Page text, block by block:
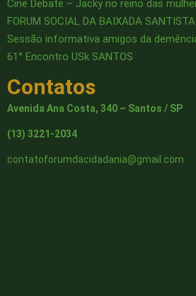
Cine Debate – Jacky no reino das
FORUM SOCIAL DA BAIXADA
Sessão informativa amigos da
61° Encontro USk SANTOS
Contatos
Avenida Ana Costa, 340 – Santos / SP
(13) 3221-2034
contatoforumdacidadania@gmail.com